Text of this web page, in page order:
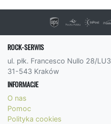
ROCK-SERWIS
ul. płk. Francesco Nullo 28/LU3
31-543 Kraków
INFORMACJE
O nas
Pomoc
Polityka cookies